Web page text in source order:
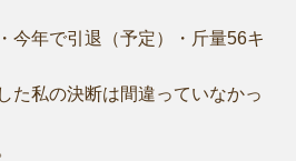
今年で引退（予定）・斤量56キ
た私の決断は間違っていなかっ